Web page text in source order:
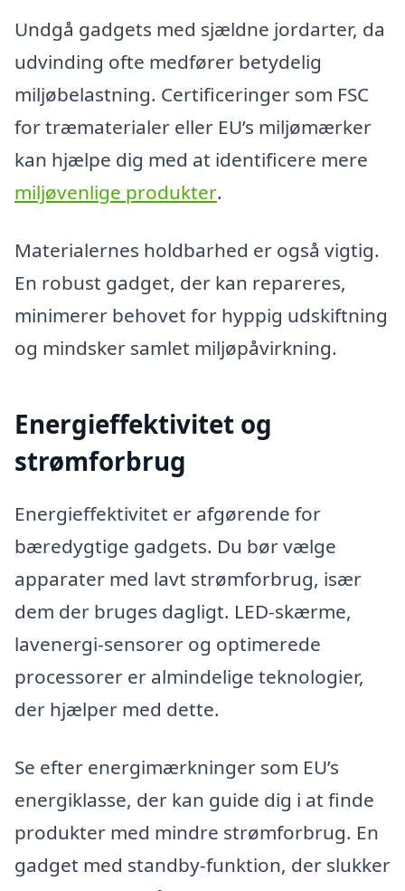
Undgå gadgets med sjældne jordarter, da
udvinding ofte medfører betydelig
miljøbelastning. Certificeringer som FSC
for træmaterialer eller EU’s miljømærker
kan hjælpe dig med at identificere mere
miljøvenlige produkter.
Materialernes holdbarhed er også vigtig.
En robust gadget, der kan repareres,
minimerer behovet for hyppig udskiftning
og mindsker samlet miljøpåvirkning.
Energieffektivitet og
strømforbrug
Energieffektivitet er afgørende for
bæredygtige gadgets. Du bør vælge
apparater med lavt strømforbrug, især
dem der bruges dagligt. LED-skærme,
lavenergi-sensorer og optimerede
processorer er almindelige teknologier,
der hjælper med dette.
Se efter energimærkninger som EU’s
energiklasse, der kan guide dig i at finde
produkter med mindre strømforbrug. En
gadget med standby-funktion, der slukker